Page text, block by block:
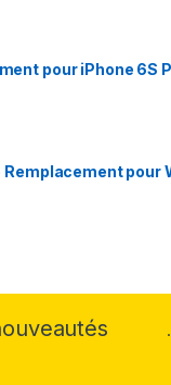
pour iPhone 6S
pour